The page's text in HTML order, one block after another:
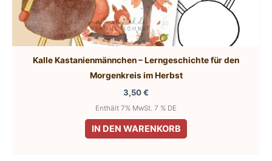
Kalle Kastanienmännchen – Lerngeschichte für den
Morgenkreis im Herbst
3,50€
Enthält 7% MwSt. 7 % DE
IN DEN WARENKORB